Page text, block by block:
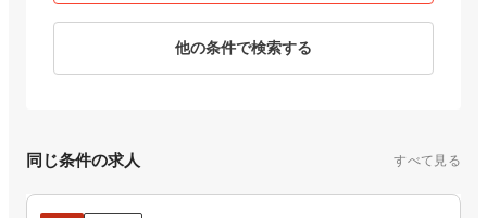
他の条件で検索する
同じ条件の求人 すべて見る